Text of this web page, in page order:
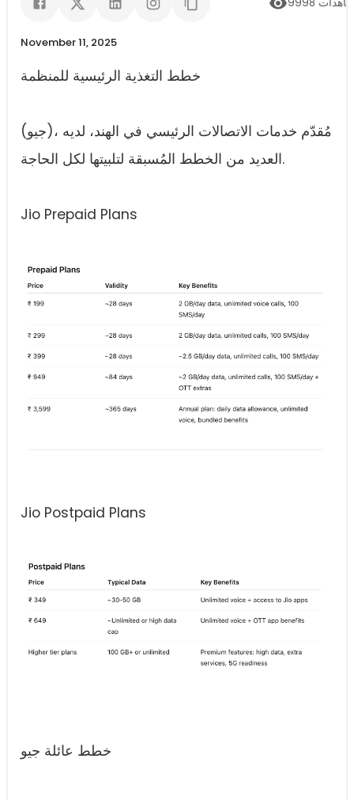
November 11, 2025
خطط التغذية الرئيسية للمنظمة
(جيو)، مُقدّم خدمات الاتصالات الرئيسي في الهند، لديه
العديد من الخطط المُسبقة لتلبيتها لكل الحاجة.
Jio Prepaid Plans
Jio Postpaid Plans
خطط عائلة جيو